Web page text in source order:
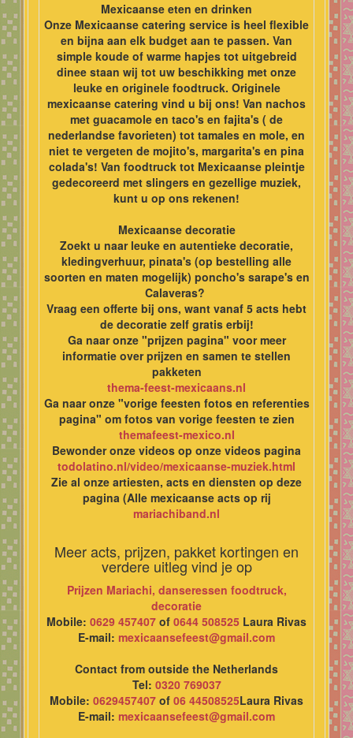
Mexicaanse eten en drinken
Onze Mexicaanse catering service is heel flexible
en bijna aan elk budget aan te passen. Van
simple koude of warme hapjes tot uitgebreid
dinee staan wij tot uw beschikking met onze
leuke en originele foodtruck. Originele
mexicaanse catering vind u bij ons! Van nachos
met guacamole en taco's en fajita's ( de
nederlandse favorieten) tot tamales en mole, en
niet te vergeten de mojito's, margarita's en pina
colada's! Van foodtruck tot Mexicaanse pleintje
gedecoreerd met slingers en gezellige muziek,
kunt u op ons rekenen!
Mexicaanse decoratie
Zoekt u naar leuke en autentieke decoratie,
kledingverhuur, pinata's (op bestelling alle
soorten en maten mogelijk) poncho's sarape's en
Calaveras?
Vraag een offerte bij ons, want vanaf 5 acts hebt
de decoratie zelf gratis erbij!
Ga naar onze "prijzen pagina" voor meer
informatie over prijzen en samen te stellen
pakketen
thema-feest-mexicaans.nl
Ga naar onze "vorige feesten fotos en referenties
pagina" om fotos van vorige feesten te zien
themafeest-mexico.nl
Bewonder onze videos op onze videos pagina
todolatino.nl/video/mexicaanse-muziek.html
Zie al onze artiesten, acts en diensten op deze
pagina (Alle mexicaanse acts op rij
mariachiband.nl
Meer acts, prijzen, pakket kortingen en
verdere uitleg vind je op
Prijzen Mariachi, danseressen foodtruck,
decoratie
Mobile: 0629 457407 of 0644 508525 Laura Rivas
E-mail: mexicaansefeest@gmail.com
Contact from outside the Netherlands
Tel: 0320 769037
Mobile: 0629457407 of 06 44508525Laura Rivas
E-mail: mexicaansefeest@gmail.com